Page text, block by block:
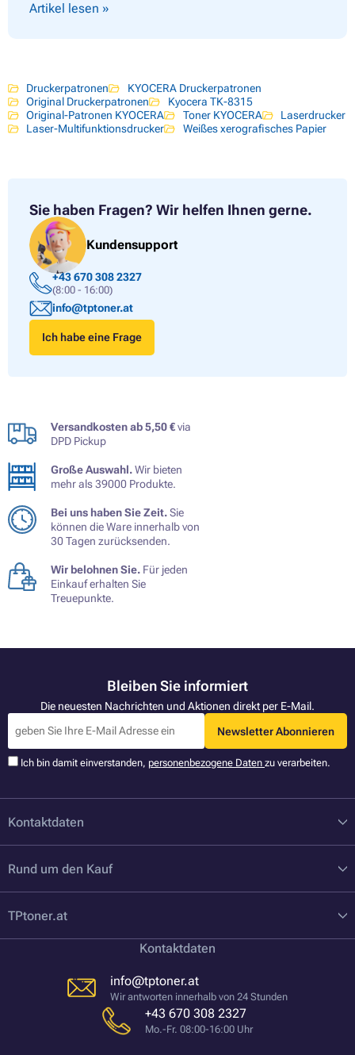
Artikel lesen »
Druckerpatronen
KYOCERA Druckerpatronen
Original Druckerpatronen
Kyocera TK-8315
Original-Patronen KYOCERA
Toner KYOCERA
Laserdrucker
Laser-Multifunktionsdrucker
Weißes xerografisches Papier
Sie haben Fragen? Wir helfen Ihnen gerne.
Kundensupport
+43 670 308 2327
(8:00 - 16:00)
info@tptoner.at
Ich habe eine Frage
Versandkosten ab 5,50 €via
DPD Pickup
Große Auswahl.Wir bieten
mehr als 39000 Produkte.
Bei uns haben Sie Zeit.Sie
können die Ware innerhalb von
30 Tagen zurücksenden.
Wir belohnen Sie. Für jeden
Einkauf erhalten Sie
Treuepunkte.
Bleiben Sie informiert
Die neuesten Nachrichten und Aktionen direkt per E-Mail.
Newsletter Abonnieren
Ich bin damit einverstanden, personenbezogene Daten zu verarbeiten.
Kontaktdaten
Rund um den Kauf
TPtoner.at
Kontaktdaten
info@tptoner.at
Wir antworten innerhalb von 24 Stunden
+43 670 308 2327
Mo.-Fr. 08:00-16:00 Uhr